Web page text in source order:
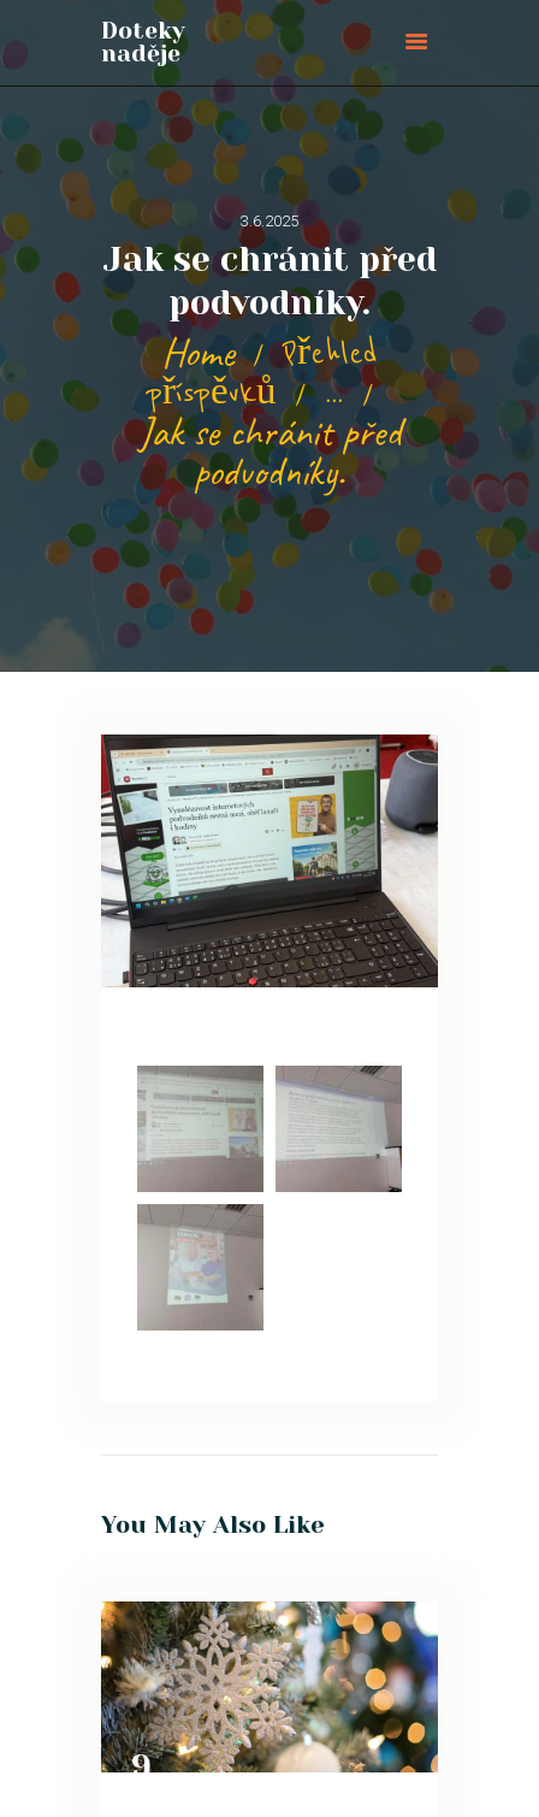
Doteky
naděje
3.6.2025
Jak se chránit před
podvodníky.
Home
Přehled
příspěvků
...
Jak se chránit před
podvodníky.
Doteky naděje
ÚVODNÍ STRÁNKA
O NÁS
PŘIPOJTE SE
BLOG
AKCE
PŘIHLÁŠKY
KONTAKTY
PODPOŘTE NÁS
You May Also Like
9